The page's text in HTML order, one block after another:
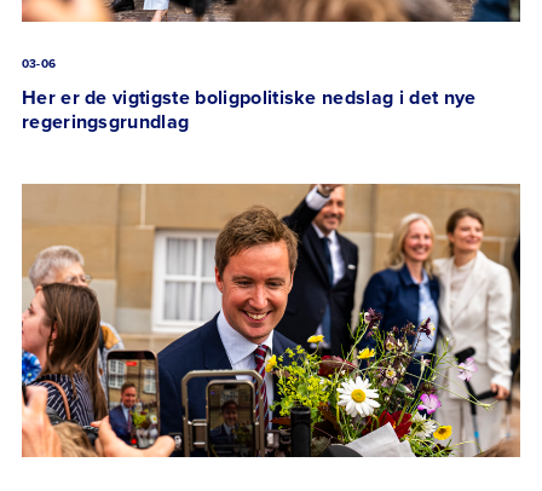
03-06
Her er de vigtigste boligpolitiske nedslag i det nye
regeringsgrundlag